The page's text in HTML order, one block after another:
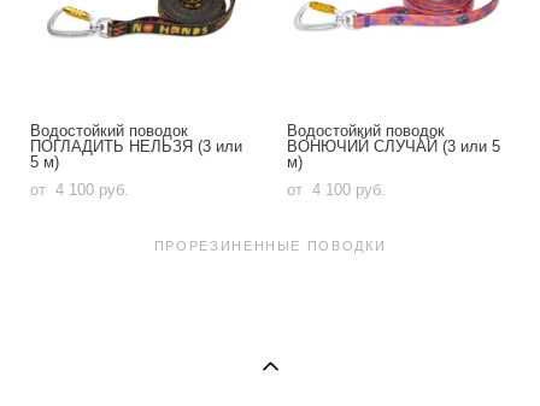
Водостойкий поводок
ПОГЛАДИТЬ НЕЛЬЗЯ (3 или
5 м)
от 4 100 pуб.
Водостойкий поводок
ВОНЮЧИЙ СЛУЧАЙ (3 или 5
м)
от 4 100 pуб.
ПРОРЕЗИНЕННЫЕ ПОВОДКИ